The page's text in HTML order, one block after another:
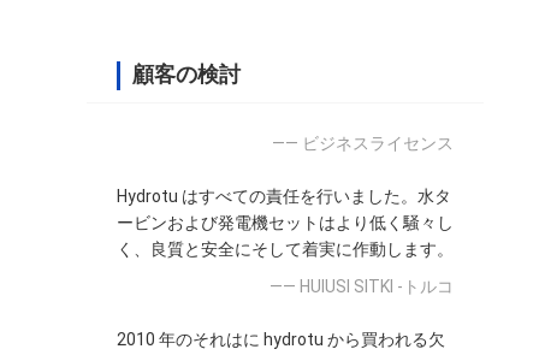
顧客の検討
—— ビジネスライセンス
Hydrotu はすべての責任を行いました。水タ
ービンおよび発電機セットはより低く騒々し
く、良質と安全にそして着実に作動します。
—— HUlUSI SITKI -トルコ
2010 年のそれはに hydrotu から買われる欠